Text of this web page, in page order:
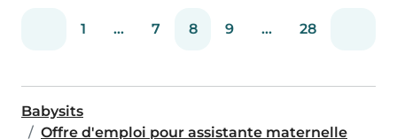
1 ... 7 8 9 ... 28
Babysits
Offre d'emploi pour assistante maternelle